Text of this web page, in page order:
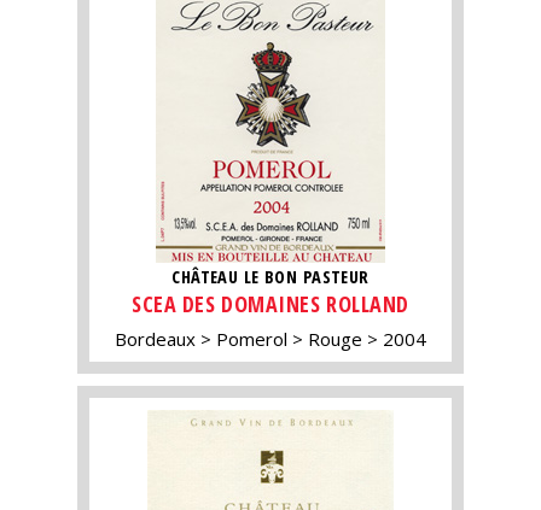
CHÂTEAU LE BON PASTEUR
SCEA DES DOMAINES ROLLAND
Bordeaux Pomerol Rouge 2004